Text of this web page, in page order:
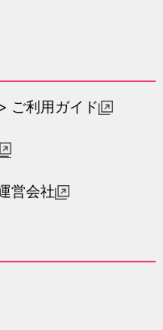
ご利用ガイド
営会社